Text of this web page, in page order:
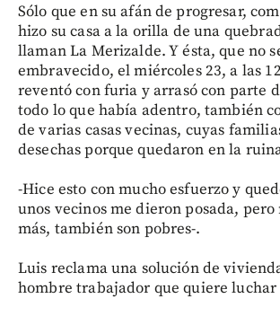
Sólo que en su afán de progresar,
hizo su casa a la orilla de una
llaman La Merizalde. Y ésta, que no
embravecido, el miércoles 23, a las
reventó con furia y arrasó con parte
todo lo que había adentro, también
de varias casas vecinas, cuyas
desechas porque quedaron en la
-Hice esto con mucho esfuerzo y
unos vecinos me dieron posada,
más, también son pobres-.
Luis reclama una solución de
hombre trabajador que quiere luchar